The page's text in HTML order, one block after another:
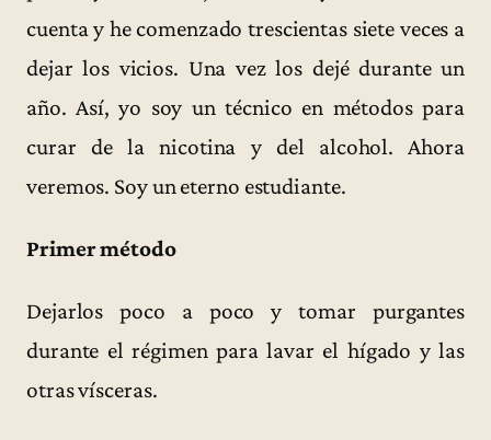
cuenta y he comenzado trescientas siete veces a
dejar los vicios. Una vez los dejé durante un
año. Así, yo soy un técnico en métodos para
curar de la nicotina y del alcohol. Ahora
veremos. Soy un eterno estudiante.
Primer método
Dejarlos poco a poco y tomar purgantes
durante el régimen para lavar el hígado y las
otras vísceras.